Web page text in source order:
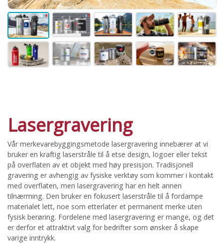
Lasergravering
Vår merkevarebyggingsmetode lasergravering innebærer at vi
bruker en kraftig laserstråle til å etse design, logoer eller tekst
på overflaten av et objekt med høy presisjon. Tradisjonell
gravering er avhengig av fysiske verktøy som kommer i kontakt
med overflaten, men lasergravering har en helt annen
tilnærming. Den bruker en fokusert laserstråle til å fordampe
materialet lett, noe som etterlater et permanent merke uten
fysisk berøring. Fordelene med lasergravering er mange, og det
er derfor et attraktivt valg for bedrifter som ønsker å skape
varige inntrykk.